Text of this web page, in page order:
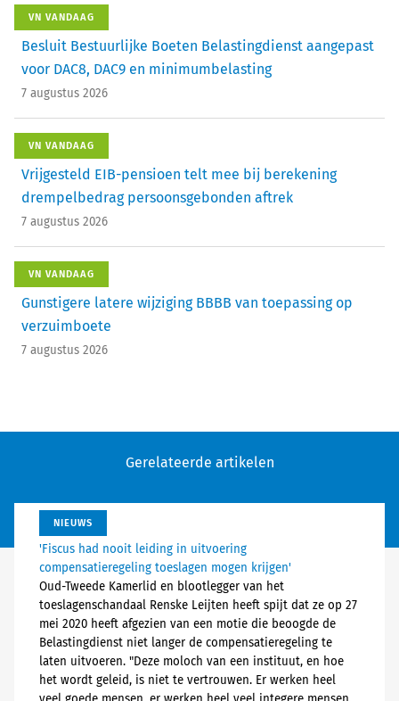
VN VANDAAG
Besluit Bestuurlijke Boeten Belastingdienst aangepast
voor DAC8, DAC9 en minimumbelasting
7 augustus 2026
VN VANDAAG
Vrijgesteld EIB-pensioen telt mee bij berekening
drempelbedrag persoonsgebonden aftrek
7 augustus 2026
VN VANDAAG
Gunstigere latere wijziging BBBB van toepassing op
verzuimboete
7 augustus 2026
Gerelateerde artikelen
NIEUWS
'Fiscus had nooit leiding in uitvoering
compensatieregeling toeslagen mogen krijgen'
Oud-Tweede Kamerlid en blootlegger van het
toeslagenschandaal Renske Leijten heeft spijt dat ze op 27
mei 2020 heeft afgezien van een motie die beoogde de
Belastingdienst niet langer de compensatieregeling te
laten uitvoeren. "Deze moloch van een instituut, en hoe
het wordt geleid, is niet te vertrouwen. Er werken heel